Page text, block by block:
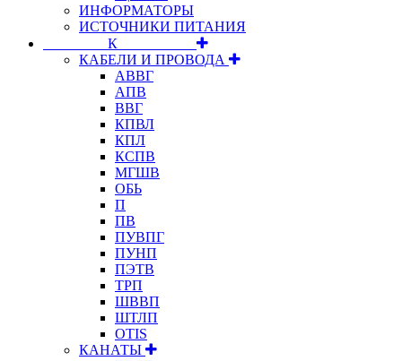
ИНФОРМАТОРЫ
ИСТОЧНИКИ ПИТАНИЯ
⠀⠀⠀⠀⠀⠀К⠀⠀⠀⠀⠀⠀⠀
КАБЕЛИ И ПРОВОДА
АВВГ
АПВ
ВВГ
КПВЛ
КПЛ
КСПВ
МГШВ
ОБЬ
П
ПВ
ПУВПГ
ПУНП
ПЭТВ
ТРП
ШВВП
ШТЛП
OTIS
КАНАТЫ